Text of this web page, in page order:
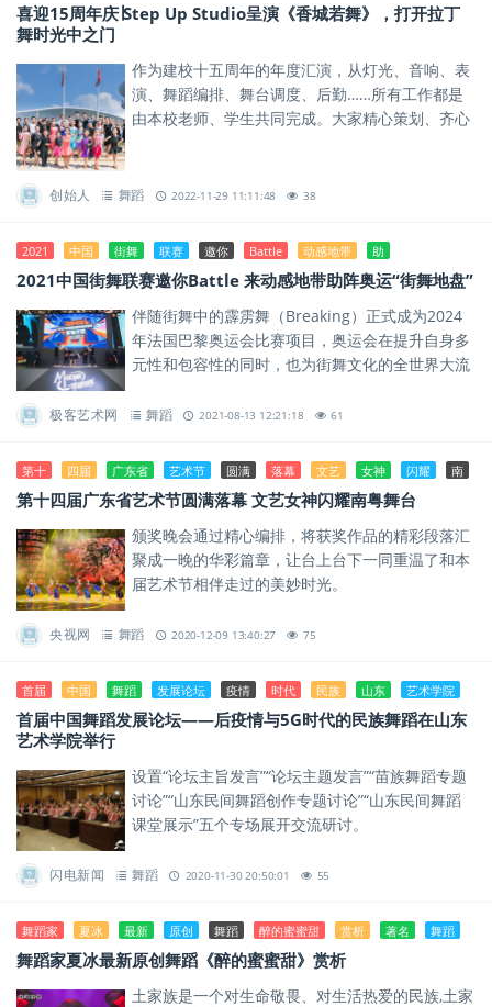
喜迎15周年庆∣Step Up Studio呈演《香城若舞》，打开拉丁
舞时光中之门
作为建校十五周年的年度汇演，从灯光、音响、表
演、舞蹈编排、舞台调度、后勤……所有工作都是
由本校老师、学生共同完成。大家精心策划、齐心
创始人 舞蹈 2022-11-29 11:11:48 38
2021 中国 街舞 联赛 邀你 Battle 动感地带 助
2021中国街舞联赛邀你Battle 来动感地带助阵奥运“街舞地盘”
伴随街舞中的霹雳舞（Breaking）正式成为2024
年法国巴黎奥运会比赛项目，奥运会在提升自身多
元性和包容性的同时，也为街舞文化的全世界大流
极客艺术网 舞蹈 2021-08-13 12:21:18 61
第十 四届 广东省 艺术节 圆满 落幕 文艺 女神 闪耀 南
第十四届广东省艺术节圆满落幕 文艺女神闪耀南粤舞台
颁奖晚会通过精心编排，将获奖作品的精彩段落汇
聚成一晚的华彩篇章，让台上台下一同重温了和本
届艺术节相伴走过的美妙时光。
央视网 舞蹈 2020-12-09 13:40:27 75
首届 中国 舞蹈 发展论坛 疫情 时代 民族 山东 艺术学院
首届中国舞蹈发展论坛——后疫情与5G时代的民族舞蹈在山东
艺术学院举行
设置“论坛主旨发言”“论坛主题发言”“苗族舞蹈专题
讨论”“山东民间舞蹈创作专题讨论”“山东民间舞蹈
课堂展示”五个专场展开交流研讨。
闪电新闻 舞蹈 2020-11-30 20:50:01 55
舞蹈家 夏冰 最新 原创 舞蹈 醉的蜜蜜甜 赏析 著名 舞蹈
舞蹈家夏冰最新原创舞蹈《醉的蜜蜜甜》赏析
土家族是一个对生命敬畏、对生活热爱的民族,土家